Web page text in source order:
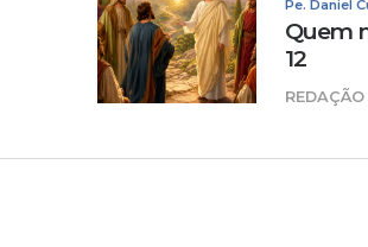
Pe. Daniel
Quem
12
REDAÇÃO